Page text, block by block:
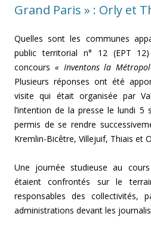
Grand Paris » : Orly et
Quelles sont les communes
public territorial n° 12 (EPT
concours « Inventons la
Plusieurs réponses ont été
visite qui était organisée par
l’intention de la presse le lundi 5
permis de se rendre
Kremlin-Bicêtre, Villejuif, Thiais et
Une journée studieuse au
étaient confrontés sur le
responsables des collectivités,
administrations devant les